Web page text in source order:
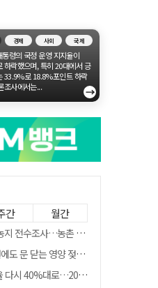
경제 사회 국제
통령의 국정 운영 지지율이
하락했으며, 특히 20대에서 긍
33.9%로 18.8%포인트 하락
조사에서는...
→
간 월간
농촌 들쑤시는 '경자유전'의 칼날
양 젖소농장… "일할 사람이 없어"
대로…20대는 18.8%p 급락